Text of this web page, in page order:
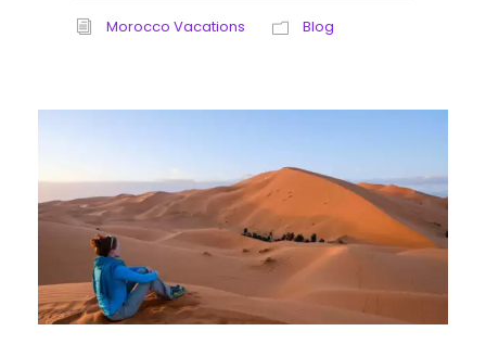
Morocco Vacations Blog